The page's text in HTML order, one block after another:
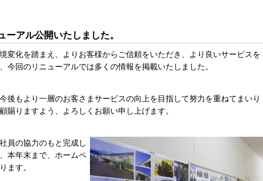
アル公開いたしました。
変化を踏まえ、よりお客様からご信頼をいただき、より良いサービスを
今回のリニューアルでは多くの情報を掲載いたしました。
後もより一層のお客さまサービスの向上を目指して努力を重ねてまいり
賜りますよう、よろしくお願い申し上げます。
員の協力のもと完成し
本年末まで、ホームペ
ます。